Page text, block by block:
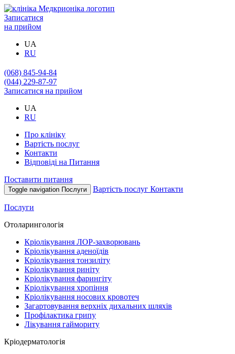
Записатися
на прийом
UA
RU
(068) 845-94-84
(044) 229-87-97
Записатися на прийом
UA
RU
Про клініку
Вартість послуг
Контакти
Відповіді на Питання
Поставити питання
Toggle navigation Послуги Вартість послуг Контакти
Послуги
Отоларингологія
Кріолікування ЛОР-захворювань
Кріолікування аденоїдів
Кріолікування тонзиліту
Кріолікування риніту
Кріолікування фарингіту
Кріолікування хропіння
Кріолікування носових кровотеч
Загартовування верхніх дихальних шляхів
Профілактика грипу
Лікування гаймориту
Кріодерматологія